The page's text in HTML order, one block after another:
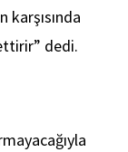
karşısında
dedi.